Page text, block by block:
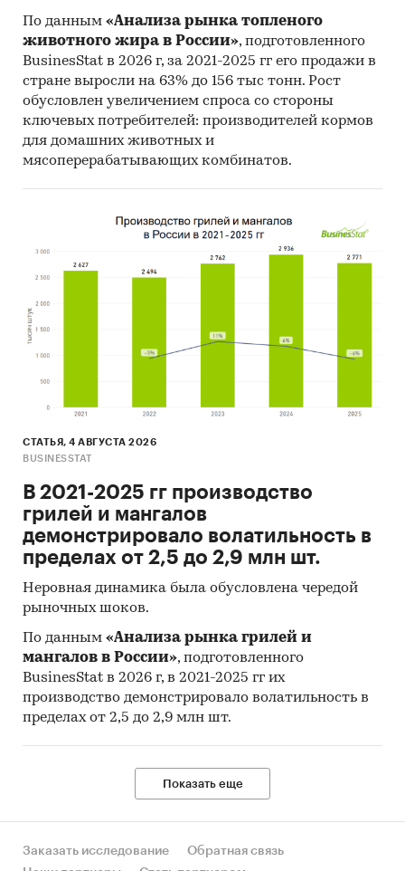
Материалы Всемирного банка (World Bank).
Материалы ВТО (World Trade Organization).
Материалы Организации экономического
сотрудничества и развития (Organization for
Economic Cooperation and Development).
Материалы International Trade Centre.
Research Group.
Объем и структура выборки
Процедура контент-анализа документов не
предполагает расчета объема выборочной
совокупности. Обработке и анализу подлежат
Контрольно-измерительные приборы
Россия
Шунты токовые
По данным «Анализа рынка топленого
животного жира в России», подготовленного
BusinesStat в 2026 г, за 2021-2025 гг его продажи в
стране выросли на 63% до 156 тыс тонн. Рост
обусловлен увеличением спроса со стороны
ключевых потребителей: производителей кормов
для домашних животных и
мясоперерабатывающих комбинатов.
СТАТЬЯ, 4 АВГУСТА 2026
BUSINESSTAT
В 2021-2025 гг производство
грилей и мангалов
демонстрировало волатильность в
пределах от 2,5 до 2,9 млн шт.
Неровная динамика была обусловлена чередой
рыночных шоков.
По данным «Анализа рынка грилей и
мангалов в России», подготовленного
BusinesStat в 2026 г, в 2021-2025 гг их
производство демонстрировало волатильность в
пределах от 2,5 до 2,9 млн шт.
Показать еще
Заказать исследование
Обратная связь